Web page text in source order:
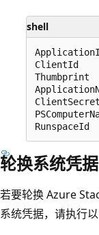
shell
ClientId
Thumbprint
轮换系统凭据
若要轮换 Azure
系统凭据，请执行以